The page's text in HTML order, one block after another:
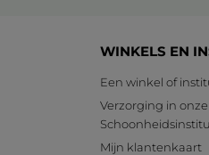
WINKELS EN
Een winkel of
Verzorging in onze
Mijn klantenkaart